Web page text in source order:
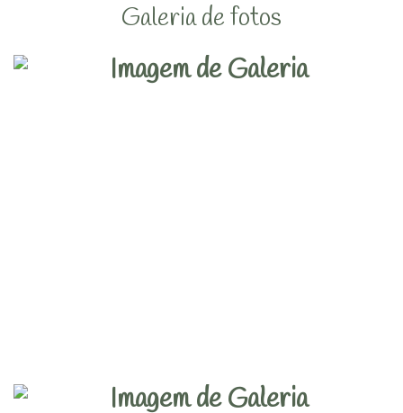
Galeria de fotos